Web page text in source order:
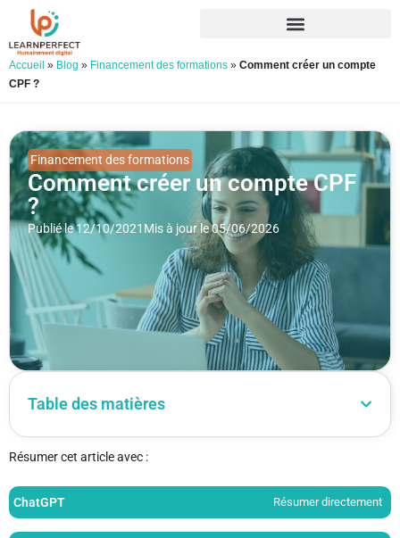
Accueil » Blog » Financement des formations » Comment créer un compte
CPF ?
Financement des formations
Comment créer un compte CPF
?
Publié le 12/10/2021 Mis à jour le 05/06/2026
Table des matières
Résumer cet article avec :
ChatGPT Résumer directement